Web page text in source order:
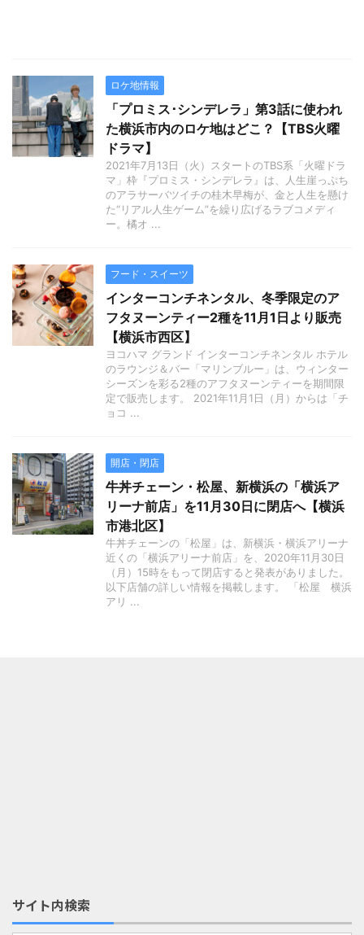
ロケ地情報
「プロミス･シンデレラ」第3話に使われ
た横浜市内のロケ地はどこ？【TBS火曜
ドラマ】
2021年7月13日（火）スタートのTBS系「火曜ドラ
マ」枠『プロミス・シンデレラ』は、人生崖っぷち
のアラサーバツイチの桂木早梅が、金と人生を懸け
た“リアル人生ゲーム”を繰り広げるラブコメディ
ー。橘オ ...
フード・スイーツ
インターコンチネンタル、冬季限定のア
フタヌーンティー2種を11月1日より販売
【横浜市西区】
ヨコハマ グランド インターコンチネンタル ホテル
のラウンジ＆バー「マリンブルー」は、ウィンター
シーズンを彩る2種のアフタヌーンティーを期間限
定で販売します。 2021年11月1日（月）からは「チ
ョコ ...
開店・閉店
牛丼チェーン・松屋、新横浜の「横浜ア
リーナ前店」を11月30日に閉店へ【横浜
市港北区】
牛丼チェーンの「松屋」は、新横浜・横浜アリーナ
近くの「横浜アリーナ前店」を、2020年11月30日
（月）15時をもって閉店すると発表がありました。
以下店舗の詳しい情報を掲載します。 「松屋 横浜
アリ ...
サイト内検索